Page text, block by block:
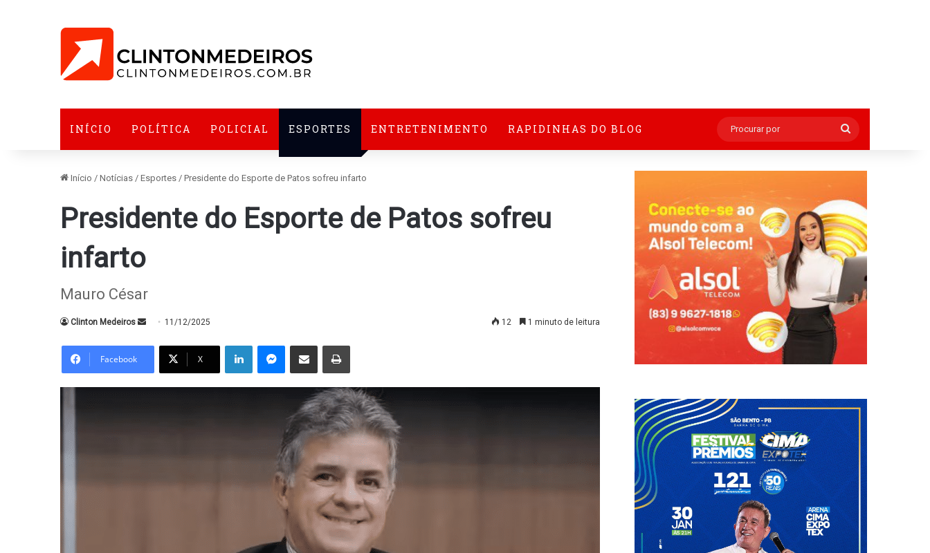
INÍCIO POLÍTICA POLICIAL ESPORTES ENTRETENIMENTO RAPIDINHAS DO BLOG
Procurar
por
Início / Notícias / Esportes / Presidente do Esporte de Patos sofreu infarto
Presidente do Esporte de Patos sofreu
infarto
Mauro César
Clinton Medeiros
Mande
mail
11/12/2025 12 1 minuto de leitura
Facebook X
LinkedinMessenger
Compartilhar via e-mail Imprimir